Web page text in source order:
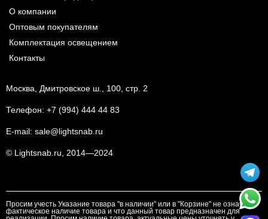
О компании
Оптовым покупателям
Комплектация освещением
Контакты
Москва, Дмитровское ш., 100, стр. 2
Телефон: +7 (994) 444 44 83
E-mail: sale@lightsnab.ru
© Lightsnab.ru, 2014—2024
Просим учесть Указание товара "в наличии" или в "Корзине" не означает
фактическое наличие товара и что данный товар предназначен для